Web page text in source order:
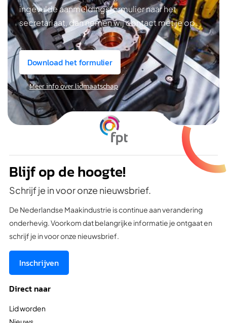
ingevulde aanmeldingsformulier naar het
secretariaat, dan nemen wij contact met je op.
Download het formulier
Meer info over lidmaatschap
Blijf op de hoogte!
Schrijf je in voor onze nieuwsbrief.
De Nederlandse Maakindustrie is continue aan verandering
onderhevig. Voorkom dat belangrijke informatie je ontgaat en
schrijf je in voor onze nieuwsbrief.
Inschrijven
Direct naar
Lid worden